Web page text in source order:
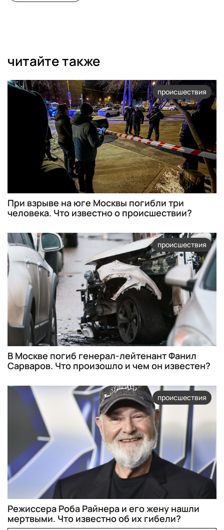
читайте также
происшествия
При взрыве на юге Москвы погибли три
человека. Что известно о происшествии?
происшествия
В Москве погиб генерал-лейтенант Фанил
Сарваров. Что произошло и чем он известен?
происшествия
Режиссера Роба Райнера и его жену нашли
мертвыми. Что известно об их гибели?